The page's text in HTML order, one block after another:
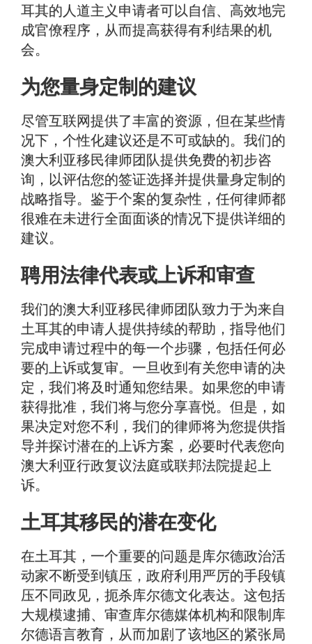
耳其的人道主义申请者可以自信、高效地完
成官僚程序，从而提高获得有利结果的机
会。
为您量身定制的建议
尽管互联网提供了丰富的资源，但在某些情
况下，个性化建议还是不可或缺的。我们的
澳大利亚移民律师团队提供免费的初步咨
询，以评估您的签证选择并提供量身定制的
战略指导。鉴于个案的复杂性，任何律师都
很难在未进行全面面谈的情况下提供详细的
建议。
聘用法律代表或上诉和审查
我们的澳大利亚移民律师团队致力于为来自
土耳其的申请人提供持续的帮助，指导他们
完成申请过程中的每一个步骤，包括任何必
要的上诉或复审。一旦收到有关您申请的决
定，我们将及时通知您结果。如果您的申请
获得批准，我们将与您分享喜悦。但是，如
果决定对您不利，我们的律师将为您提供指
导并探讨潜在的上诉方案，必要时代表您向
澳大利亚行政复议法庭或联邦法院提起上
诉。
土耳其移民的潜在变化
在土耳其，一个重要的问题是库尔德政治活
动家不断受到镇压，政府利用严厉的手段镇
压不同政见，扼杀库尔德文化表达。这包括
大规模逮捕、审查库尔德媒体机构和限制库
尔德语言教育，从而加剧了该地区的紧张局